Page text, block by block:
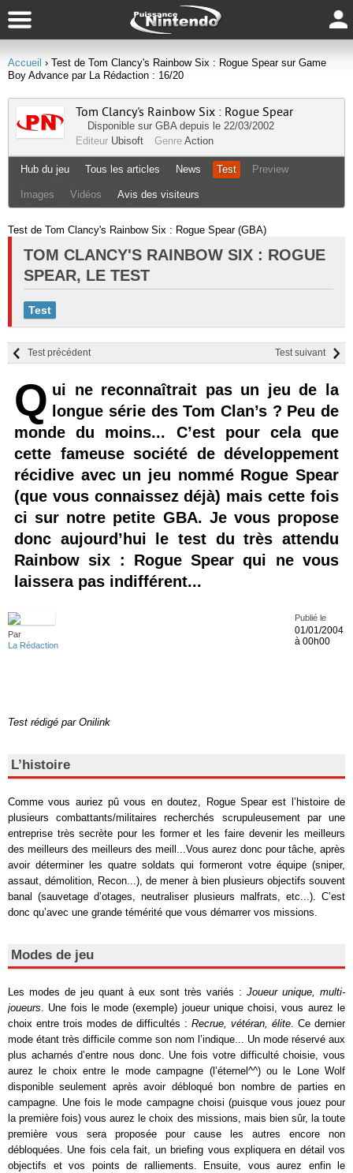
Accueil › Test de Tom Clancy's Rainbow Six : Rogue Spear sur Game
Boy Advance par La Rédaction : 16/20
Tom Clancy's Rainbow Six : Rogue Spear
Disponible sur GBAdepuis le 22/03/2002
Editeur Ubisoft Genre Action
Hub du jeu Tous les articles News Test Preview
Images Vidéos Avis des visiteurs
Test de Tom Clancy's Rainbow Six : Rogue Spear (GBA)
TOM CLANCY'S RAINBOW SIX : ROGUE
SPEAR, LE TEST
Test
Test suivant
Test précédent
Q ui ne reconnaîtrait pas un jeu de la
longue série des Tom Clan’s ? Peu de
monde du moins... C’est pour cela que
cette fameuse société de développement
récidive avec un jeu nommé Rogue Spear
(que vous connaissez déjà) mais cette fois
ci sur notre petite GBA. Je vous propose
donc aujourd’hui le test du très attendu
Rainbow six : Rogue Spear qui ne vous
laissera pas indifférent...
Par
La Rédaction
Publié le
01/01/2004
à 00h00
Test rédigé par Onilink
L’histoire
Comme vous auriez pû vous en doutez, Rogue Spear est l’histoire de
plusieurs combattants/militaires recherchés scrupuleusement par une
entreprise très secrète pour les former et les faire devenir les meilleurs
des meilleurs des meilleurs des meill...Vous aurez donc pour tâche, après
avoir déterminer les quatre soldats qui formeront votre équipe (sniper,
assaut, démolition, Recon...), de mener à bien plusieurs objectifs souvent
banal (sauvetage d’otages, neutraliser plusieurs malfrats, etc...). C’est
donc qu’avec une grande témérité que vous démarrer vos missions.
Modes de jeu
Les modes de jeu quant à eux sont très variés : Joueur unique, multi-
joueurs. Une fois le mode (exemple) joueur unique choisi, vous aurez le
choix entre trois modes de difficultés : Recrue, vétéran, élite. Ce dernier
mode étant très difficile comme son nom l’indique... Un mode réservé aux
plus acharnés d’entre nous donc. Une fois votre difficulté choisie, vous
aurez le choix entre le mode campagne (l’éternel^^) ou le Lone Wolf
disponible seulement après avoir débloqué bon nombre de parties en
campagne. Une fois le mode campagne choisi (puisque vous jouez pour
la première fois) vous aurez le choix des missions, mais bien sûr, la toute
première vous sera proposée pour cause les autres encore non
débloquées. Une fois cela fait, un briefing vous expliquera en détail vos
objectifs et vos points de ralliements. Ensuite, vous aurez enfin le